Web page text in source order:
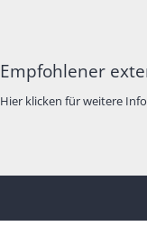
Empfohlener
Hier klicken für weitere